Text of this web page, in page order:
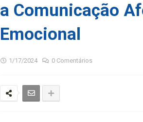
a Comunicação
Emocional
1/17/2024 0 Comentários